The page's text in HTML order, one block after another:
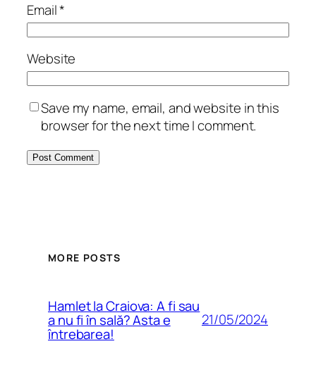
Email*
Website
Save my name, email, and website in this
browser for the next time I comment.
MORE POSTS
Hamlet la Craiova: A fi sau
a nu fi în sală? Asta e
întrebarea!
21/05/2024